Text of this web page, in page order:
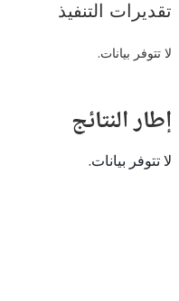
التنفيذ
بيانات.
بيانات.